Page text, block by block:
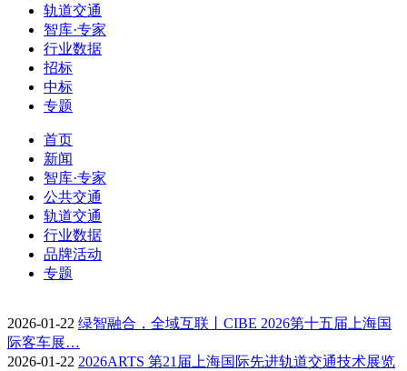
轨道交通
智库·专家
行业数据
招标
中标
专题
首页
新闻
智库·专家
公共交通
轨道交通
行业数据
品牌活动
专题
2026-01-22 绿智融合，全域互联丨CIBE 2026第十五届上海国
际客车展…
2026-01-22 2026ARTS 第21届上海国际先进轨道交通技术展览